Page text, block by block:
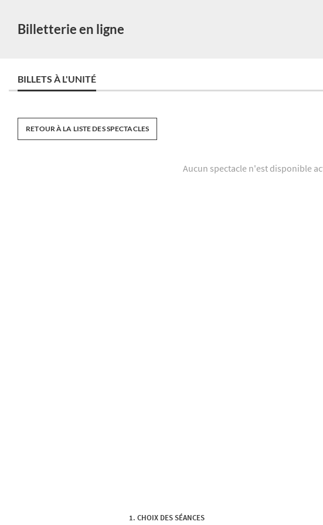
Billetterie en ligne
BILLETS À L'UNITÉ
RETOUR À LA LISTE DES SPECTACLES
Aucun spectacle n'est disponible
CHOIX DES SÉANCES